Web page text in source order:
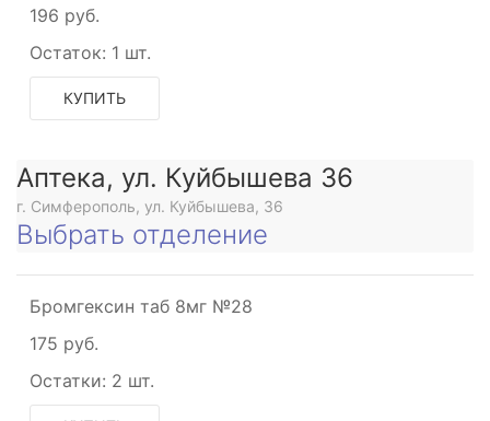
196 руб.
Остаток: 1 шт.
КУПИТЬ
Аптека, ул. Куйбышева 36
г. Симферополь, ул. Куйбышева, 36
Выбрать отделение
Бромгексин таб 8мг №28
175 руб.
Остатки: 2 шт.